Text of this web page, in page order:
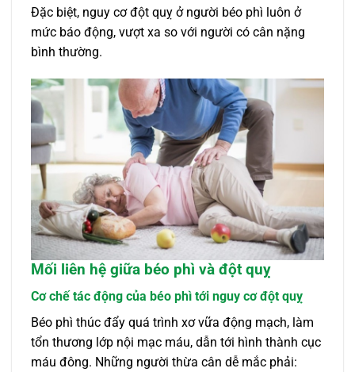
Đặc biệt, nguy cơ đột quỵ ở người béo phì luôn ở
mức báo động, vượt xa so với người có cân nặng
bình thường.
Mối liên hệ giữa béo phì và đột quỵ
Cơ chế tác động của béo phì tới nguy cơ đột quỵ
Béo phì thúc đẩy quá trình xơ vữa động mạch, làm
tổn thương lớp nội mạc máu, dẫn tới hình thành cục
máu đông. Những người thừa cân dễ mắc phải: